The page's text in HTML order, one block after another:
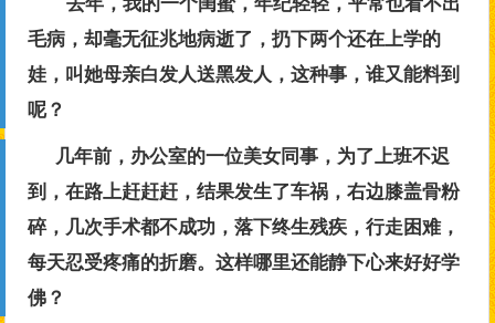
毛病，却毫无征兆地病逝了，扔下两个还在上学的
娃，叫她母亲白发人送黑发人，这种事，谁又能料到
呢？
几年前，办公室的一位美女同事，为了上班不迟
到，在路上赶赶赶，结果发生了车祸，右边膝盖骨粉
碎，几次手术都不成功，落下终生残疾，行走困难，
每天忍受疼痛的折磨。这样哪里还能静下心来好好学
佛？